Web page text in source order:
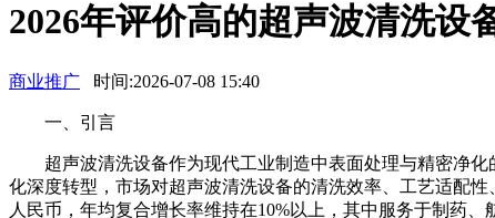
2026年评价高的超声波清洗设
商业推广 时间:2026-07-08 15:40
一、引言
超声波清洗设备作为现代工业制造中表面处理与精密净化
化深度转型，市场对超声波清洗设备的清洗效率、工艺适配
人民币，年均复合增长率维持在10%以上，其中服务于制药